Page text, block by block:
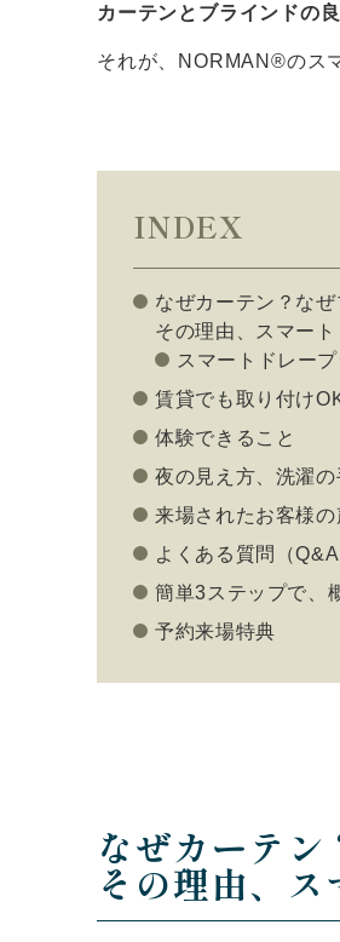
カーテンとブラインドの
それが、NORMAN®のス
INDEX
なぜカーテン？なぜ
その理由、スマー
スマートドレー
賃貸でも取り付け
体験できること
夜の見え方、洗濯
来場されたお客様の
よくある質問（Q&A
簡単3ステップで、
予約来場特典
なぜカーテン
その理由、